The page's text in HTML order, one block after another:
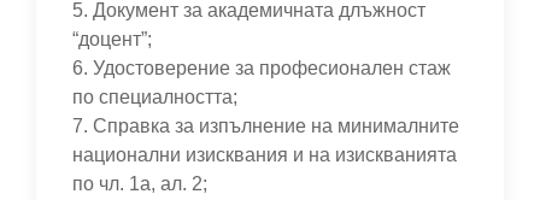
5. Документ за академичната длъжност
“доцент”;
6. Удостоверение за професионален стаж
по специалността;
7. Справка за изпълнение на минималните
национални изисквания и на изискванията
по чл. 1а, ал. 2;